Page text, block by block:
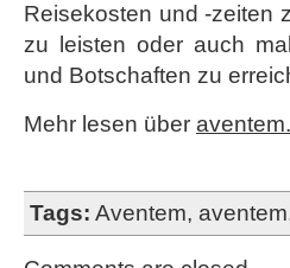
Reisekosten und -zeiten
zu leisten oder auch
und Botschaften zu
Mehr lesen über
Tags: Aventem,